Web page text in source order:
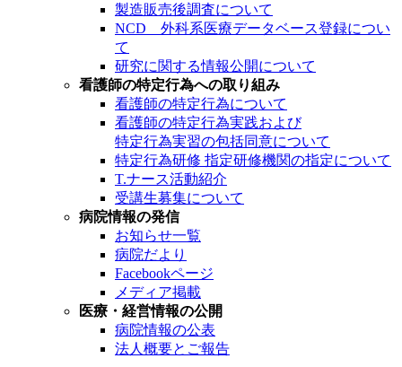
製造販売後調査について
NCD 外科系医療データベース登録につい
て
研究に関する情報公開について
看護師の特定行為への取り組み
看護師の特定行為について
看護師の特定行為実践および
特定行為実習の包括同意について
特定行為研修 指定研修機関の指定について
T.ナース活動紹介
受講生募集について
病院情報の発信
お知らせ一覧
病院だより
Facebookページ
メディア掲載
医療・経営情報の公開
病院情報の公表
法人概要とご報告